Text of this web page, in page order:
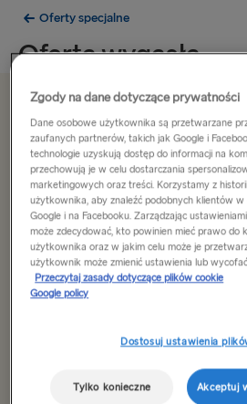
Oferty specjalne
Oferta wygasła
Oferta wygasła
W obie strony W jedną
Trasa
Gdynia → Karlskrona
DO SZWECJI
Gdynia → Karlskrona
Data wypłynięcia
Pokaż kalendarz niskich cen
Zgody na dane dotyczące prywatności
Dane osobowe użytkownika są przetwarzane
zaufanych partnerów, takich jak Google i
technologie uzyskują dostęp do informacji na
przechowują je w celu dostarczania
marketingowych oraz treści. Korzystamy z
użytkownika, aby znaleźć podobnych klientów w
Google i na Facebooku. Zarządzając
może zdecydować, kto powinien mieć prawo do
użytkownika oraz w jakim celu może je
użytkownik może zmienić ustawienia lub
Przeczytaj zasady dotyczące plików cookie
Google policy
Dostosuj ustawienia
Tylko konieczne Akceptuj